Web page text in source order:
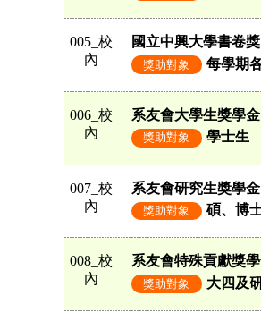
005_校
內
國立中興大學書卷獎
獎助對象 每學期
006_校
內
系友會大學生獎學金
獎助對象 學士生
007_校
內
系友會研究生獎學金
獎助對象 碩、博
008_校
內
系友會特殊貢獻獎
獎助對象 大四及